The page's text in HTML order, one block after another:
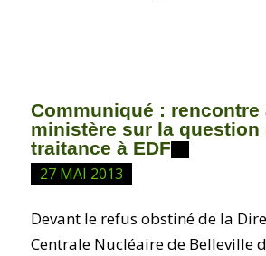
Communiqué : rencontre
ministère sur la question
traitance à EDF
27 MAI 2013
Devant le refus obstiné de la
Centrale Nucléaire de Belleville